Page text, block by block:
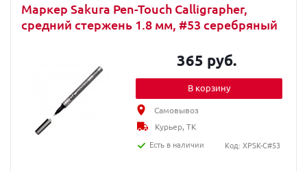
Маркер Sakura Pen-Touch Calligrapher,
средний стержень 1.8 мм, #53 серебряный
365 руб.
В корзину
Самовывоз
Курьер, ТК
Есть в наличии
Код: XPSK-C#53